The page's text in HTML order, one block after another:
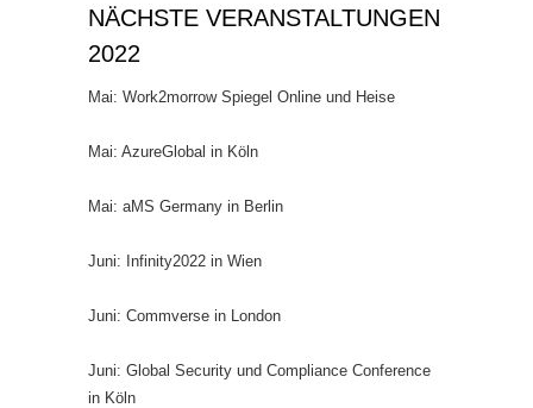
NÄCHSTE VERANSTALTUNGEN
2022
Mai: Work2morrow Spiegel Online und Heise
Mai: AzureGlobal in Köln
Mai: aMS Germany in Berlin
Juni: Infinity2022 in Wien
Juni: Commverse in London
Juni: Global Security und Compliance Conference
in Köln